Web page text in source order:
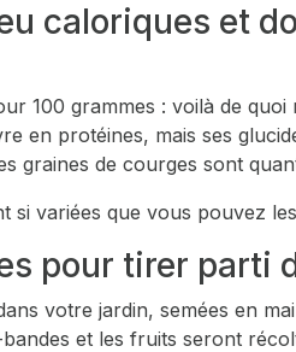
caloriques et
100 grammes : voilà de
en protéines, mais ses
graines de courges sont
si variées que vous pouvez
pour tirer parti
votre jardin, semées en
et les fruits seront